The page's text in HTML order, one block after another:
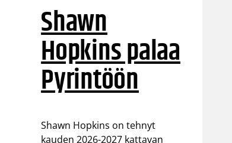
Shawn
Hopkins palaa
Pyrintöön
Shawn Hopkins on tehnyt
kauden 2026-2027 kattavan